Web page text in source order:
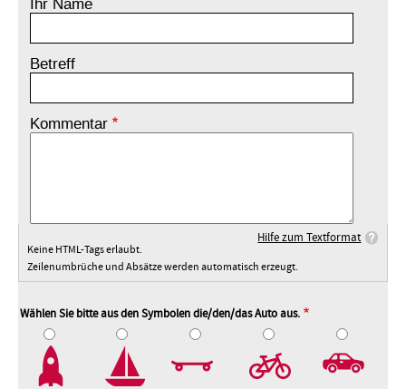
Ihr Name
Betreff
Kommentar
Hilfe zum Textformat
Keine HTML-Tags erlaubt.
Zeilenumbrüche und Absätze werden automatisch erzeugt.
Wählen Sie bitte aus den Symbolen die/den/das Auto aus.